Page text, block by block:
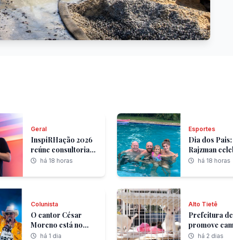
Geral
InspiRHação 2026
reúne consultorias
de RH para discutir
mudando a forma
há 18 horas
Esportes
Dia dos
Rajzman
legado de três
pelo esporte
há 18 horas
Colunista
O cantor César
Moreno está no
Espírito Santo
há 1 dia
Alto Tietê
Prefeitura
promove
de adoção
há 2 dias